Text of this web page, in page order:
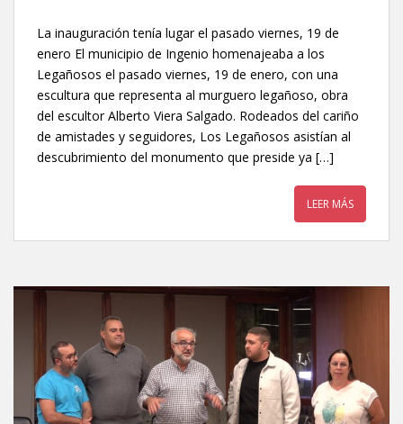
La inauguración tenía lugar el pasado viernes, 19 de
enero El municipio de Ingenio homenajeaba a los
Legañosos el pasado viernes, 19 de enero, con una
escultura que representa al murguero legañoso, obra
del escultor Alberto Viera Salgado. Rodeados del cariño
de amistades y seguidores, Los Legañosos asistían al
descubrimiento del monumento que preside ya […]
LEER MÁS